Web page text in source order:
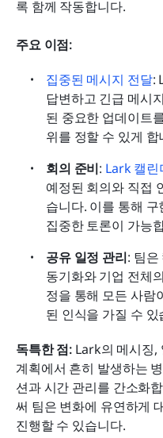
록 함께 작동합니다.
주요 이점:
집중된 메시지 전달:
답변하고 긴급 메시
된 중요한 업데이트
위를 정할 수 있게 합
회의 준비: Lark 캘린
예정된 회의와 직접
습니다. 이를 통해
집중한 토론이 가능
공유 일정 관리: 팀은
동기화와 기업 전체
정을 통해 모든 사람
된 인식을 가질 수 있
독특한 점: Lark의 메시징,
계획에서 흔히 발생하는
션과 시간 관리를 간소화
써 팀은 변화에 유연하게
진행할 수 있습니다.